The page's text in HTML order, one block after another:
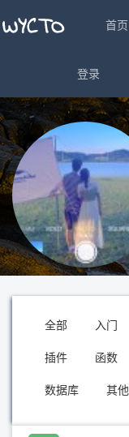
首页
登录
全部 入门
插件
函数
数据库
其